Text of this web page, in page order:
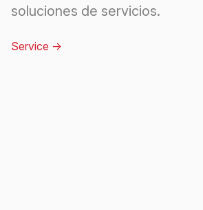
soluciones de servicios.
Service ->